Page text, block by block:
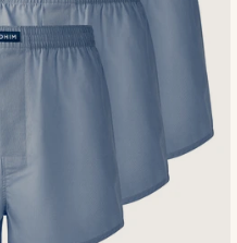
Prix décroissant